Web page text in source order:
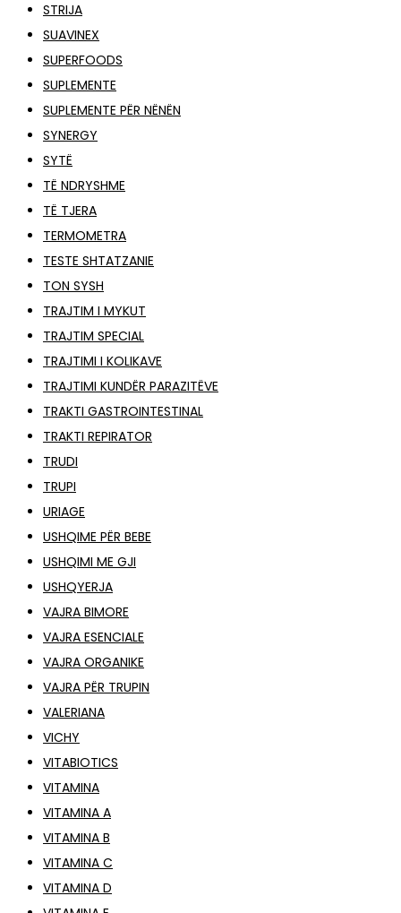
STRIJA
SUAVINEX
SUPERFOODS
SUPLEMENTE
SUPLEMENTE PËR NËNËN
SYNERGY
SYTË
TË NDRYSHME
TË TJERA
TERMOMETRA
TESTE SHTATZANIE
TON SYSH
TRAJTIM I MYKUT
TRAJTIM SPECIAL
TRAJTIMI I KOLIKAVE
TRAJTIMI KUNDËR PARAZITËVE
TRAKTI GASTROINTESTINAL
TRAKTI REPIRATOR
TRUDI
TRUPI
URIAGE
USHQIME PËR BEBE
USHQIMI ME GJI
USHQYERJA
VAJRA BIMORE
VAJRA ESENCIALE
VAJRA ORGANIKE
VAJRA PËR TRUPIN
VALERIANA
VICHY
VITABIOTICS
VITAMINA
VITAMINA A
VITAMINA B
VITAMINA C
VITAMINA D